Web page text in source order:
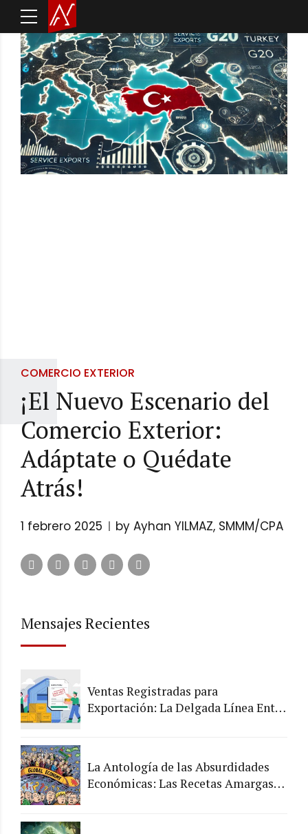
COMERCIO EXTERIOR
¡El Nuevo Escenario del
Comercio Exterior:
Adáptate o Quédate
Atrás!
1 febrero 2025 by Ayhan YILMAZ, SMMM/CPA
Mensajes Recientes
Ventas Registradas para
Exportación: La Delgada Línea Entre
La Antología de las Absurdidades
Económicas: Las Recetas Amargas